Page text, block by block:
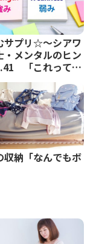
サプリ☆～シアワ
・メンタルのヒン
「これって転
すか」幸せな転職
⑨「自己分析シー
てみた」
納「なんでもボ